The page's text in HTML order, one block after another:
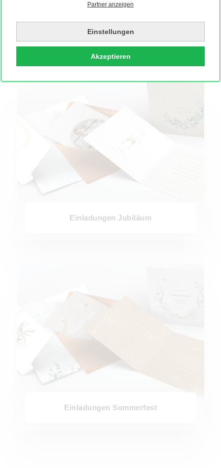
Partner anzeigen
Einstellungen
Akzeptieren
Einladungen Babyparty
Einladungen Jubiläum
Einladungen Sommerfest